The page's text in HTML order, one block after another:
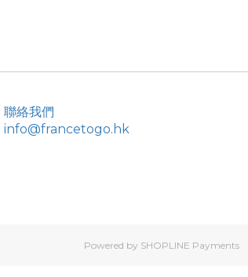
聯絡我們
info@francetogo.hk
Powered by SHOPLINE Payments